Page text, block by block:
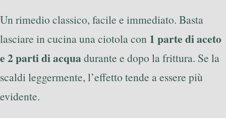
Un rimedio classico, facile e immediato. Basta
lasciare in cucina una ciotola con 1 parte di aceto
e 2 parti di acquadurante e dopo la frittura. Se la
scaldi leggermente, l’effetto tende a essere più
evidente.